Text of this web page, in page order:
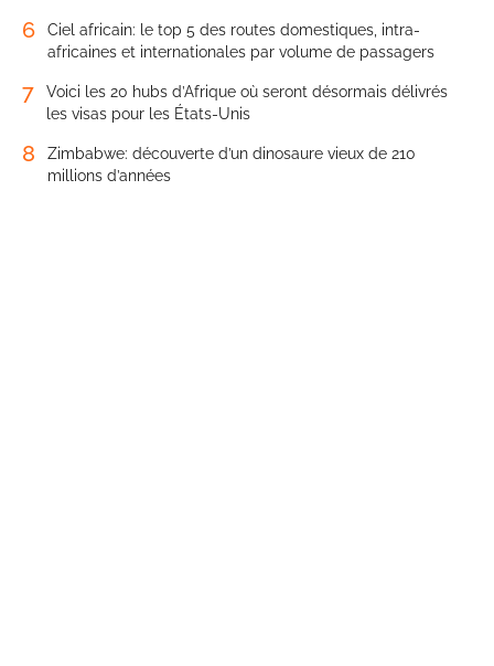
6
Ciel africain: le top 5 des routes domestiques, intra-
africaines et internationales par volume de passagers
7
Voici les 20 hubs d’Afrique où seront désormais délivrés
les visas pour les États-Unis
8
Zimbabwe: découverte d’un dinosaure vieux de 210
millions d’années